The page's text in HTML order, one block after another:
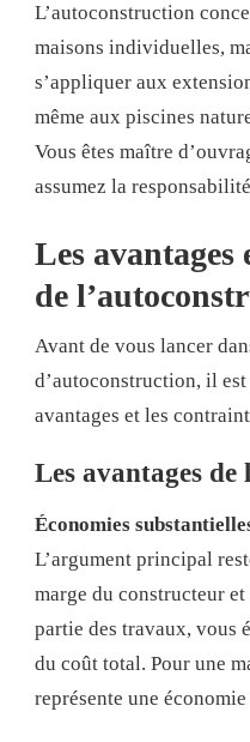
L’autoconstruction
maisons individuelles,
s’appliquer aux
même aux piscines
Vous êtes maître
assumez la
Les avantages
de
Avant de vous lancer
d’autoconstruction, il est
avantages et les
Les avantages
Économies
L’argument principal
marge du constructeur
partie des travaux, vous
du coût total. Pour une
représente une